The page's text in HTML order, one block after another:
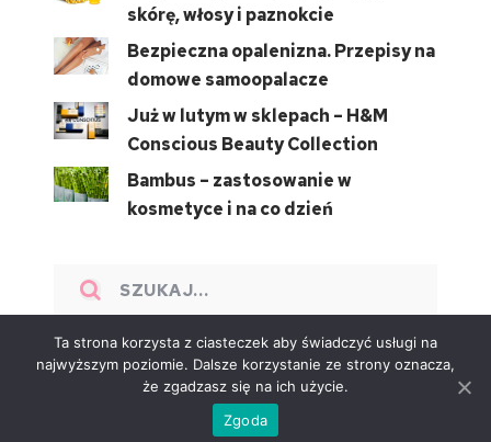
skórę, włosy i paznokcie
Bezpieczna opalenizna. Przepisy na
domowe samoopalacze
Już w lutym w sklepach – H&M
Conscious Beauty Collection
Bambus – zastosowanie w
kosmetyce i na co dzień
BeautyStyleCopyright © 2026.
Ta strona korzysta z ciasteczek aby świadczyć usługi na
najwyższym poziomie. Dalsze korzystanie ze strony oznacza,
że zgadzasz się na ich użycie.
Zgoda